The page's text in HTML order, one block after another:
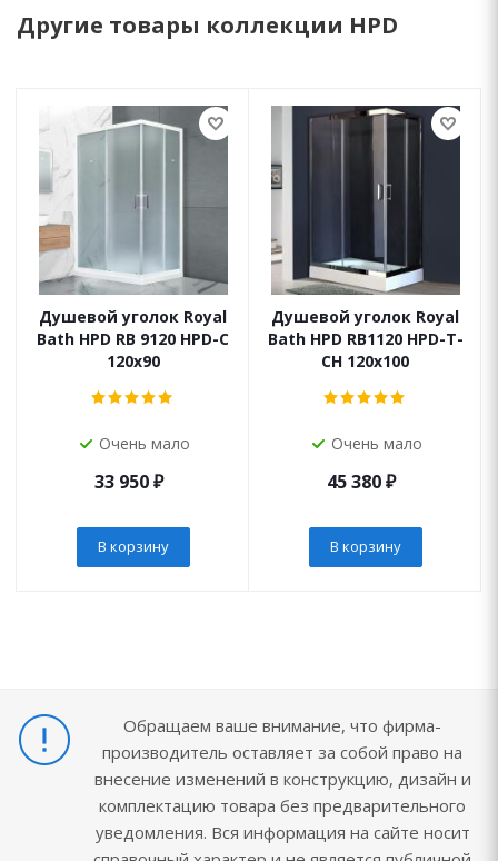
Другие товары коллекции HPD
Душевой уголок Royal
Bath HPD RB 9120 HPD-C
120x90
Очень мало
33 950₽
В корзину
Душевой уголок Royal
Bath HPD RB1120 HPD-T-
CH 120x100
Очень мало
45 380₽
В корзину
Обращаем ваше внимание, что фирма-
производитель оставляет за собой право на
внесение изменений в конструкцию, дизайн и
комплектацию товара без предварительного
уведомления. Вся информация на сайте носит